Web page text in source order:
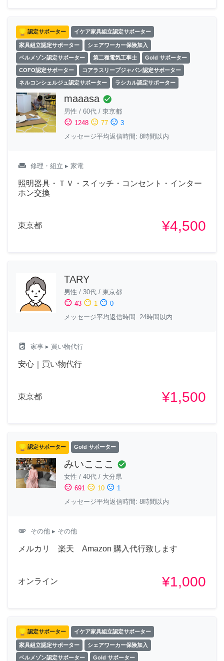
認定サポーター イケア家具組立認定サポーター
家具組立認定サポーター シェアワーカー保険加入
ベルメゾン認定サポーター 第二種電気工事士 Gold サポーター
COFO認定サポーター コアラスリープジャパン認定サポーター
ネルコンシェルジュ認定サポーター ラシカル認定サポーター
maaasa check_circle
男性 / 60代 / 東京都
sentiment_satisfied 1248 sentiment_neutral 77 sentiment_dissatisfied 3
メッセージ平均返信時間: 8時間以内
weekend 修理・組立 ▸ 家電
照明器具・ＴＶ・スイッチ・コンセント・インター
ホン交換
東京都 ¥4,500
TARY
男性 / 30代 / 東京都
sentiment_satisfied 43 sentiment_neutral 1 sentiment_dissatisfied 0
メッセージ平均返信時間: 24時間以内
local_laundry_service 家事 ▸ 買い物代行
安心｜買い物代行
東京都 ¥1,500
認定サポーター Gold サポーター
みいこここ check_circle
女性 / 40代 / 大分県
sentiment_satisfied 691 sentiment_neutral 10 sentiment_dissatisfied 1
メッセージ平均返信時間: 8時間以内
attachment その他 ▸ その他
メルカリ 楽天 Amazon 購入代行致します
オンライン ¥1,000
認定サポーター イケア家具組立認定サポーター
家具組立認定サポーター シェアワーカー保険加入
ベルメゾン認定サポーター Gold サポーター